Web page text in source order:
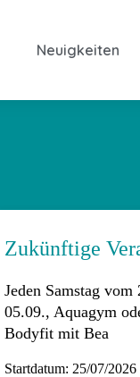
Neuigkeiten
Zukünftige
Jeden Samstag vom
05.09., Aquagym
Bodyfit mit Bea
Startdatum: 25/07/2026